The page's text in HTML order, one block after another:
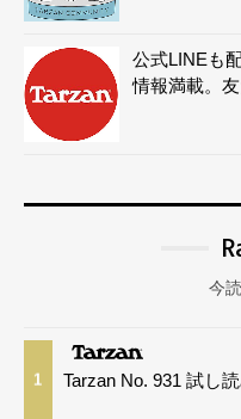
公式LINEも
情報満載。
今
1 Tarzan No. 931 試し